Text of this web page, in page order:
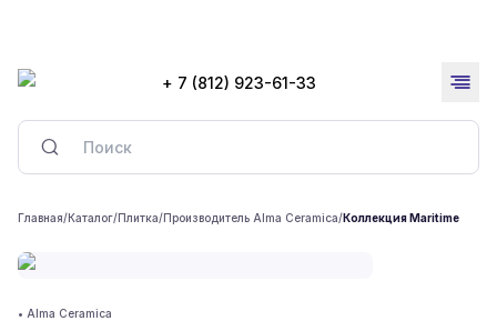
+ 7 (812) 923-61-33
Главная/Каталог/Плитка/Производитель Alma Ceramica/Коллекция Maritime
• Alma Ceramica